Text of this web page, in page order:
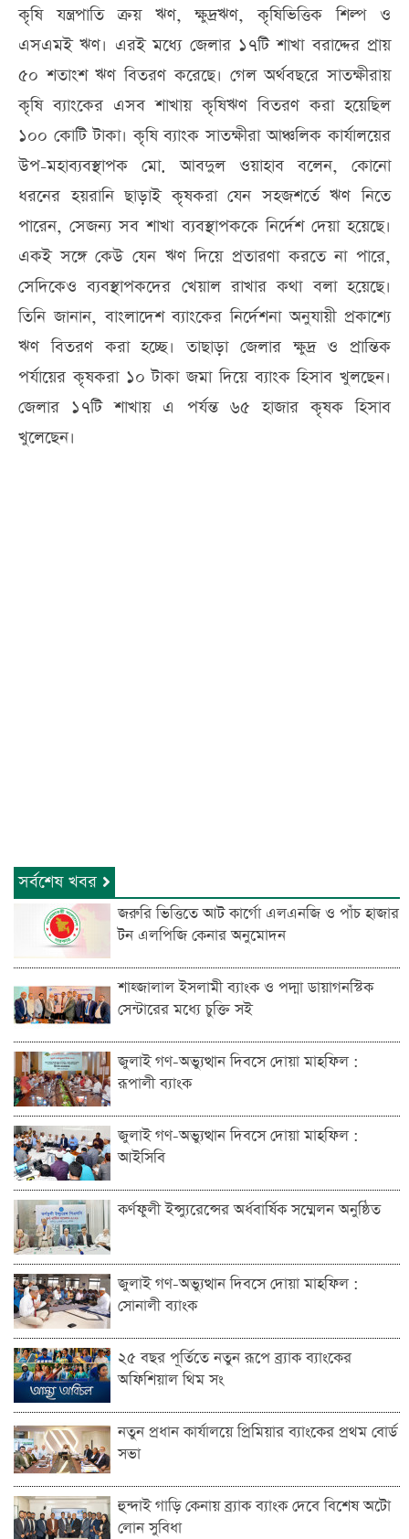
কৃষি যন্ত্রপাতি ক্রয় ঋণ, ক্ষুদ্রঋণ, কৃষিভিত্তিক শিল্প ও
এসএমই ঋণ। এরই মধ্যে জেলার ১৭টি শাখা বরাদ্দের প্রায়
৫০ শতাংশ ঋণ বিতরণ করেছে। গেল অর্থবছরে সাতক্ষীরায়
কৃষি ব্যাংকের এসব শাখায় কৃষিঋণ বিতরণ করা হয়েছিল
১০০ কোটি টাকা। কৃষি ব্যাংক সাতক্ষীরা আঞ্চলিক কার্যালয়ের
উপ-মহাব্যবস্থাপক মো. আবদুল ওয়াহাব বলেন, কোনো
ধরনের হয়রানি ছাড়াই কৃষকরা যেন সহজশর্তে ঋণ নিতে
পারেন, সেজন্য সব শাখা ব্যবস্থাপককে নির্দেশ দেয়া হয়েছে।
একই সঙ্গে কেউ যেন ঋণ দিয়ে প্রতারণা করতে না পারে,
সেদিকেও ব্যবস্থাপকদের খেয়াল রাখার কথা বলা হয়েছে।
তিনি জানান, বাংলাদেশ ব্যাংকের নির্দেশনা অনুযায়ী প্রকাশ্যে
ঋণ বিতরণ করা হচ্ছে। তাছাড়া জেলার ক্ষুদ্র ও প্রান্তিক
পর্যায়ের কৃষকরা ১০ টাকা জমা দিয়ে ব্যাংক হিসাব খুলছেন।
জেলার ১৭টি শাখায় এ পর্যন্ত ৬৫ হাজার কৃষক হিসাব
খুলেছেন।
সর্বশেষ খবর
জরুরি ভিত্তিতে আট কার্গো এলএনজি ও পাঁচ হাজার
টন এলপিজি কেনার অনুমোদন
শাহ্জালাল ইসলামী ব্যাংক ও পদ্মা ডায়াগনস্টিক
সেন্টারের মধ্যে চুক্তি সই
জুলাই গণ-অভ্যুত্থান দিবসে দোয়া মাহফিল :
রূপালী ব্যাংক
জুলাই গণ-অভ্যুত্থান দিবসে দোয়া মাহফিল :
আইসিবি
কর্ণফুলী ইন্স্যুরেন্সের অর্ধবার্ষিক সম্মেলন অনুষ্ঠিত
জুলাই গণ-অভ্যুত্থান দিবসে দোয়া মাহফিল :
সোনালী ব্যাংক
২৫ বছর পূর্তিতে নতুন রূপে ব্র্যাক ব্যাংকের
অফিশিয়াল থিম সং
নতুন প্রধান কার্যালয়ে প্রিমিয়ার ব্যাংকের প্রথম বোর্ড
সভা
হুন্দাই গাড়ি কেনায় ব্র্যাক ব্যাংক দেবে বিশেষ অটো
লোন সুবিধা